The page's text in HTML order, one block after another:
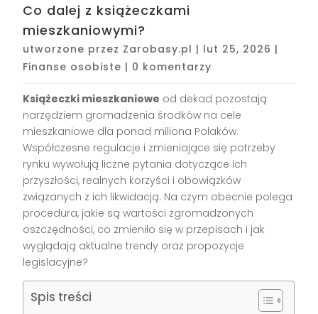
Co dalej z książeczkami
mieszkaniowymi?
utworzone przez Zarobasy.pl | lut 25, 2026 |
Finanse osobiste | 0 komentarzy
Książeczki mieszkaniowe od dekad pozostają
narzędziem gromadzenia środków na cele
mieszkaniowe dla ponad miliona Polaków.
Współczesne regulacje i zmieniające się potrzeby
rynku wywołują liczne pytania dotyczące ich
przyszłości, realnych korzyści i obowiązków
związanych z ich likwidacją. Na czym obecnie polega
procedura, jakie są wartości zgromadzonych
oszczędności, co zmieniło się w przepisach i jak
wyglądają aktualne trendy oraz propozycje
legislacyjne?
Spis treści